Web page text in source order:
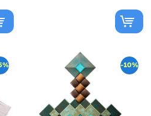
-10%